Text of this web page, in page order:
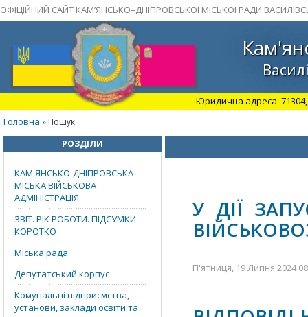
ОФІЦІЙНИЙ САЙТ КАМ’ЯНСЬКО–ДНІПРОВСЬКОЇ МІСЬКОЇ РАДИ
Юридична адреса: 71304,
Головна » Пошук
РОЗДІЛИ
КАМ'ЯНСЬКО-ДНІПРОВСЬКА
МІСЬКА ВІЙСЬКОВА
АДМІНІСТРАЦІЯ
ЗВІТ. РІК РОБОТИ. ПІДСУМКИ.
КОРОТКО
Міська рада
Депутатський корпус
Комунальні підприємства,
установи, заклади освіти та
У ДІЇ
П'ятниця, 19 Липня 2024